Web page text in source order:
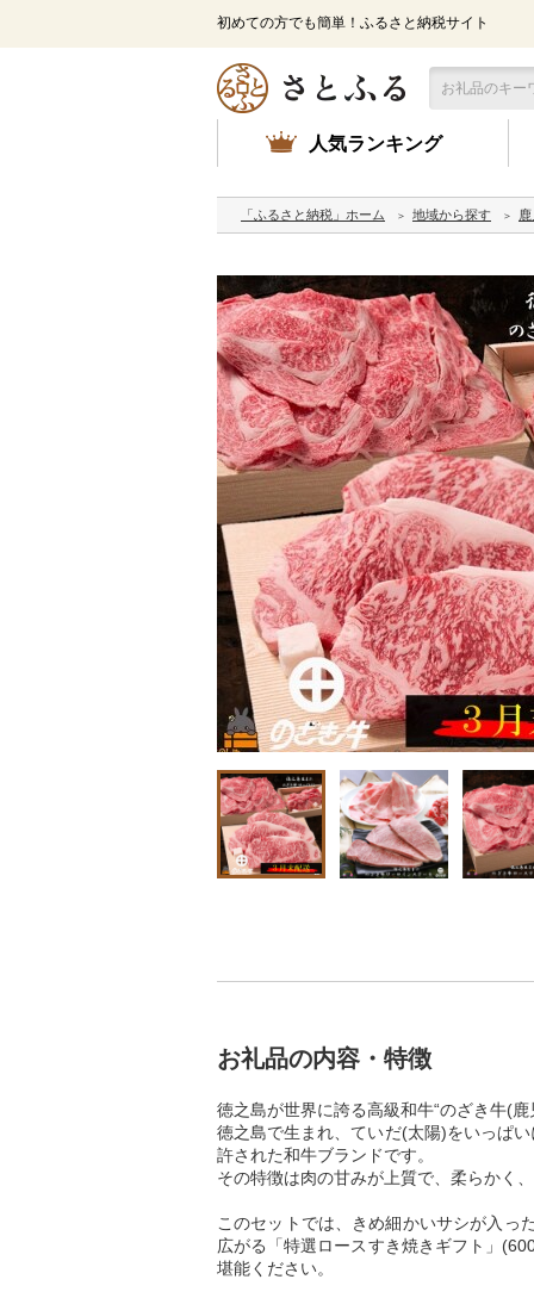
初めての方でも簡単！ふるさと納税サイト
人気ランキング
「ふるさと納税」ホーム 地域から探す
お礼品の内容・特徴
徳之島が世界に誇る高級和牛“のざき牛(
徳之島で生まれ、ていだ(太陽)をいっぱ
許された和牛ブランドです。
その特徴は肉の甘みが上質で、柔らかく
このセットでは、きめ細かいサシが入っ
広がる「特選ロースすき焼きギフト」
堪能ください。